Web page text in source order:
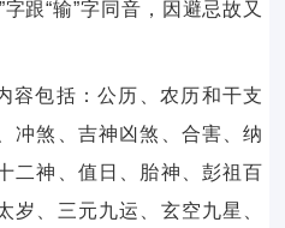
跟“输”字同音，因避忌故又
容包括：公历、农历和干支
冲煞、吉神凶煞、合害、纳
二神、值日、胎神、彭祖百
岁、三元九运、玄空九星、